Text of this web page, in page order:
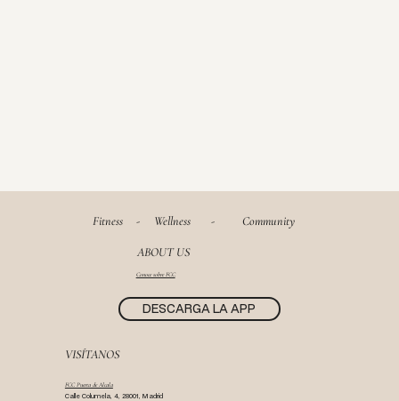
ABOUT US
Conoce sobre FCC
DESCARGA LA APP
Wellness
- -
Fitness Community
VISÍTANOS
FCC Puerta de Alcala
Calle Columela, 4, 28001, Madrid